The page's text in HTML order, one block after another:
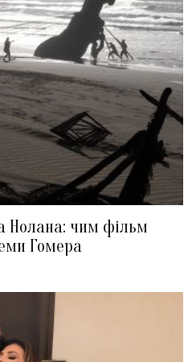
Нолана: чим фільм
Гомера